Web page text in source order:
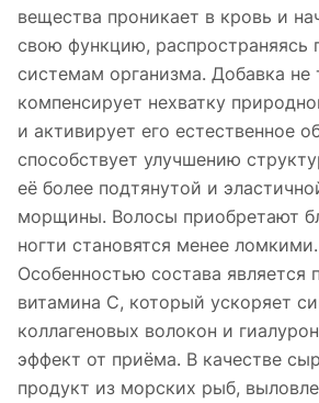
вещества проникает в кровь и
свою функцию, распространяясь
системам организма. Добавка не
компенсирует нехватку
и активирует его естественное
способствует улучшению
её более подтянутой и
морщины. Волосы приобретают
ногти становятся менее ломкими.
Особенностью состава является
витамина C, который ускоряет
коллагеновых волокон и
эффект от приёма. В качестве
продукт из морских рыб,